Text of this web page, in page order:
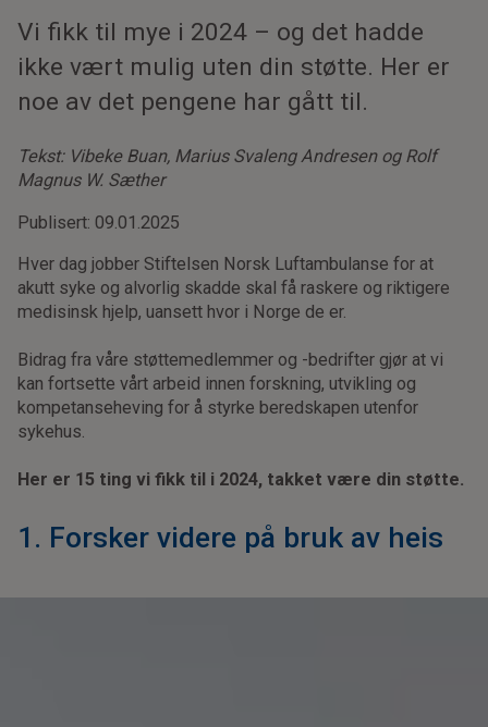
Vi fikk til mye i 2024 – og det hadde
ikke vært mulig uten din støtte. Her er
noe av det pengene har gått til.
Tekst: Vibeke Buan, Marius Svaleng Andresen og Rolf
Magnus W. Sæther
Publisert: 09.01.2025
Hver dag jobber Stiftelsen Norsk Luftambulanse for at
akutt syke og alvorlig skadde skal få raskere og riktigere
medisinsk hjelp, uansett hvor i Norge de er.
Bidrag fra våre støttemedlemmer og -bedrifter gjør at vi
kan fortsette vårt arbeid innen forskning, utvikling og
kompetanseheving for å styrke beredskapen utenfor
sykehus.
Her er 15 ting vi fikk til i 2024, takket være din støtte.
1. Forsker videre på bruk av heis